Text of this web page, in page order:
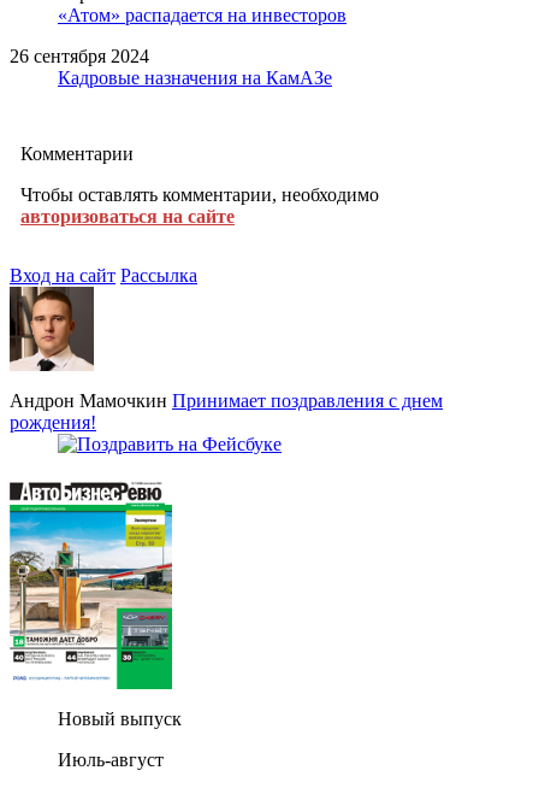
«Атом» распадается на инвесторов
26 сентября 2024
Кадровые назначения на КамАЗе
Комментарии
Чтобы оставлять комментарии, необходимо
авторизоваться на сайте
Вход на сайт Рассылка
Андрон Мамочкин Принимает поздравления с днем
рождения!
Новый выпуск
Июль-август